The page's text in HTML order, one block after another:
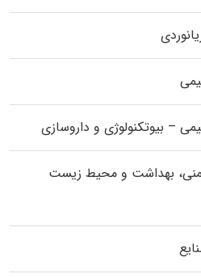
– بیوتکنولوژی و داروسازی
بهداشت و محیط زیست